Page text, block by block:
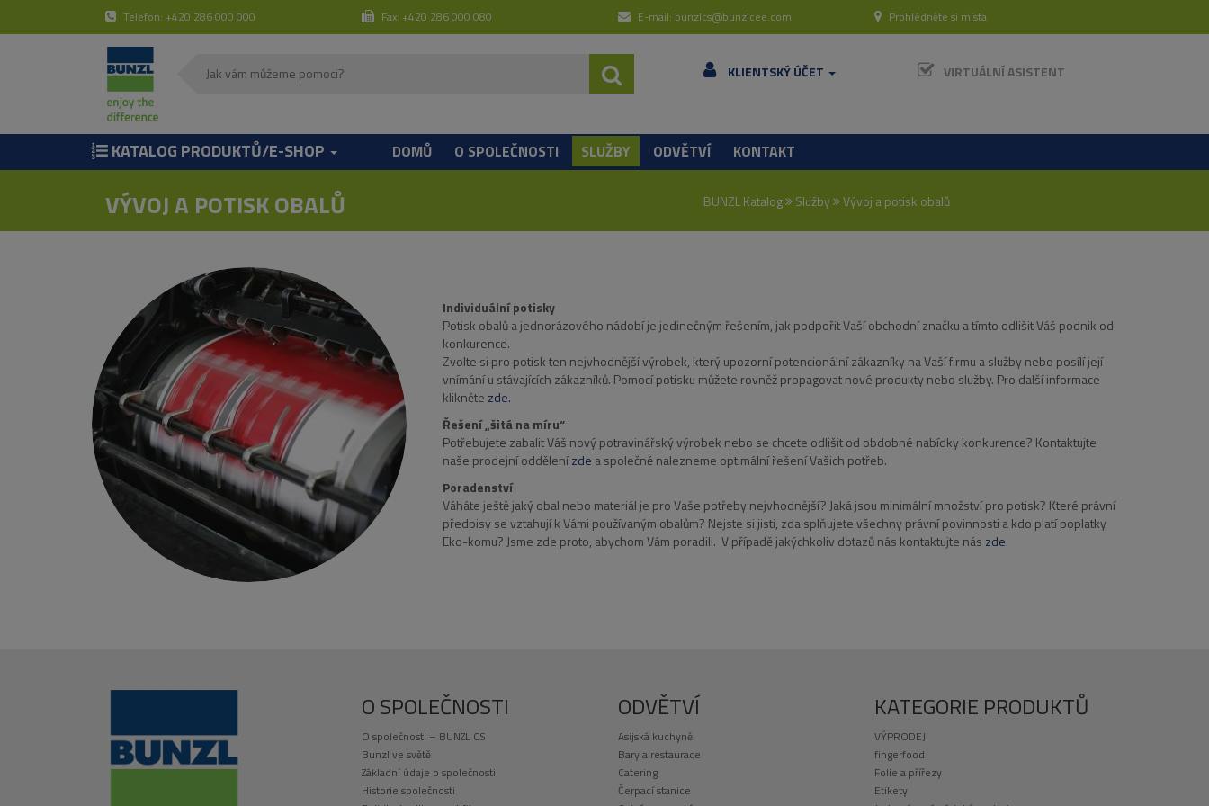
Telefon: +420 286 000 000 Fax: +420 286 000 080 E-mail: bunzlcs@bunzlcee.com Prohlédněte si místa
KLIENTSKÝ ÚČET VIRTUÁLNÍ ASISTENT
KATALOG PRODUKTŮ/E-SHOP DOMŮ O SPOLEČNOSTI SLUŽBY ODVĚTVÍ KONTAKT
VÝVOJ A POTISK OBALŮ BUNZL Katalog Služby Vývoj a potisk obalů
Individuální potisky
Potisk obalů a jednorázového nádobí je jedinečným řešením, jak podpořit Vaší obchodní značku a tímto odlišit Váš podnik od
konkurence.
Zvolte si pro potisk ten nejvhodnější výrobek, který upozorní potencionální zákazníky na Vaší firmu a služby nebo posílí její
vnímání u stávajících zákazníků. Pomocí potisku můžete rovněž propagovat nové produkty nebo služby. Pro další informace
klikněte zde.
Řešení „šitá na míru“
Potřebujete zabalit Váš nový potravinářský výrobek nebo se chcete odlišit od obdobné nabídky konkurence? Kontaktujte
naše prodejní oddělenízde a společně nalezneme optimální řešení Vašich potřeb.
Poradenství
Váháte ještě jaký obal nebo materiál je pro Vaše potřeby nejvhodnější? Jaká jsou minimální množství pro potisk? Které právní
předpisy se vztahují k Vámi používaným obalům? Nejste si jisti, zda splňujete všechny právní povinnosti a kdo platí poplatky
Eko-komu? Jsme zde proto, abychom Vám poradili. V případě jakýchkoliv dotazů nás kontaktujte nás zde.
O SPOLEČNOSTI
O společnosti – BUNZL CS
Bunzl ve světě
Základní údaje o společnosti
Historie společnosti
ODVĚTVÍ
Asijská kuchyně
Bary a restaurace
Catering
Čerpací stanice
KATEGORIE PRODUKTŮ
VÝPRODEJ
fingerfood
Folie a přířezy
Etikety